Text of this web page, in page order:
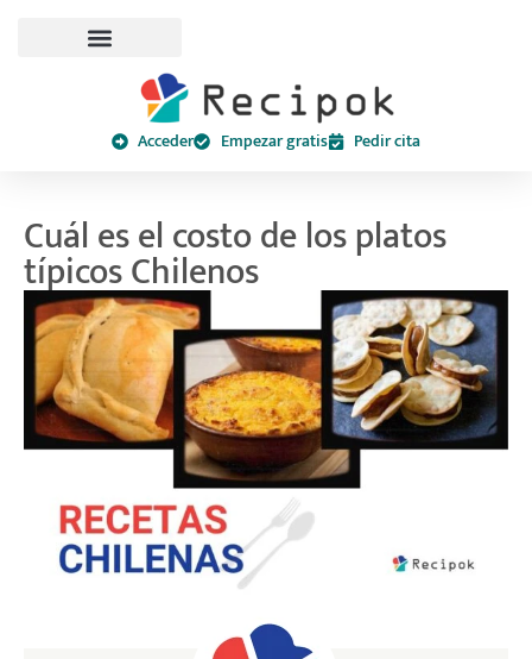
Acceder Empezar gratis Pedir cita
Cuál es el costo de los platos
típicos Chilenos